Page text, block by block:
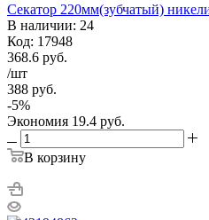
Секатор 220мм(зубчатый)
В наличии: 24
Код: 17948
368.6 руб.
/шт
388 руб.
-5%
Экономия 19.4 руб.
В корзину